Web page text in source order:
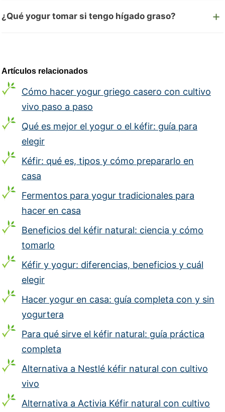
¿Qué yogur tomar si tengo hígado graso?
Artículos relacionados
Cómo hacer yogur griego casero con cultivo
vivo paso a paso
Qué es mejor el yogur o el kéfir: guía para
elegir
Kéfir: qué es, tipos y cómo prepararlo en
casa
Fermentos para yogur tradicionales para
hacer en casa
Beneficios del kéfir natural: ciencia y cómo
tomarlo
Kéfir y yogur: diferencias, beneficios y cuál
elegir
Hacer yogur en casa: guía completa con y sin
yogurtera
Para qué sirve el kéfir natural: guía práctica
completa
Alternativa a Nestlé kéfir natural con cultivo
vivo
Alternativa a Activia Kéfir natural con cultivo